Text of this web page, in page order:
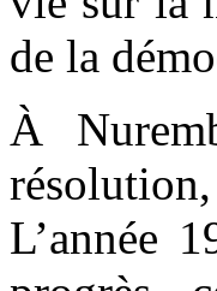
de la
À
L’année